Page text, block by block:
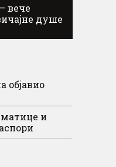
вече
душе
објавио
и